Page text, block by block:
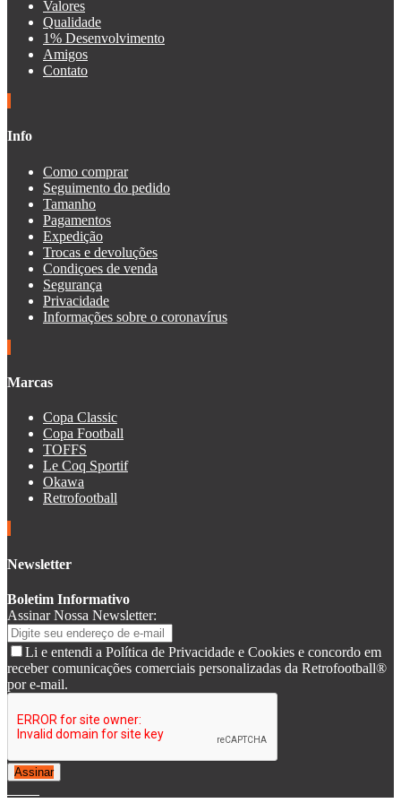
Valores
Qualidade
1% Desenvolvimento
Amigos
Contato
Info
Como comprar
Seguimento do pedido
Tamanho
Pagamentos
Expedição
Trocas e devoluções
Condiçoes de venda
Segurança
Privacidade
Informações sobre o coronavírus
Marcas
Copa Classic
Copa Football
TOFFS
Le Coq Sportif
Okawa
Retrofootball
Newsletter
Boletim Informativo
Assinar Nossa Newsletter:
Li e entendi a Política de Privacidade e Cookies e concordo em
receber comunicações comerciais personalizadas da Retrofootball®
por e-mail.
Assinar